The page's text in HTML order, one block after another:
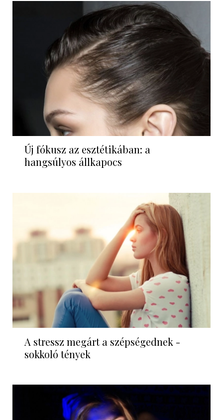
Új fókusz az esztétikában: a
hangsúlyos állkapocs
A stressz megárt a szépségednek -
sokkoló tények